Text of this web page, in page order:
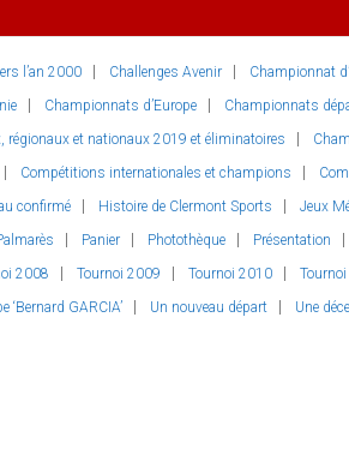
l’an 2000 Challenges Avenir
Championnat
Championnats d’Europe
Championnats
régionaux et nationaux 2019 et éliminatoires
Compétitions internationales et champions
confirmé Histoire de Clermont Sports Jeux
Panier Photothèque Présentation
2008 Tournoi 2009 Tournoi 2010 Tournoi
‘Bernard GARCIA’ Un nouveau départ Une